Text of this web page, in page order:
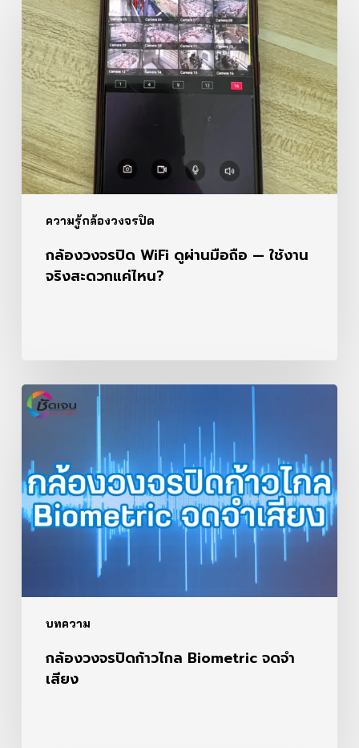
ความรู้กล้องวงจรปิด
วงจรปิด
WiFi
ดู
ผ่าน
มือ
ถือ
—
ใช้
งาน
จริง
กล้องวงจรปิด WiFi ดูผ่านมือถือ — ใช้งาน
จริงสะดวกแค่ไหน?
บทความ
กล้อง
วงจรปิด
Biometric
จดจำ
เสียง
กล้องวงจรปิดก้าวไกล Biometric จดจำ
เสียง